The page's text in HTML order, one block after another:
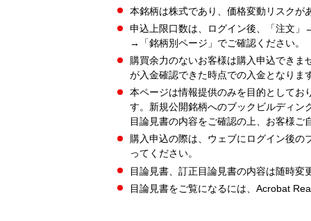
本銘柄は株式であり、価格変動リスクが
申込上限口数は、ログイン後、「注文
→「銘柄別ページ」でご確認ください。
購買余力のないお客様は購入申込でき
が入金確認できた時点での入金となりま
本ページは情報提供のみを目的としてお
す。新規公開銘柄へのブックビルディン
目論見書の内容をご確認の上、お客様
購入申込の際は、ウェブにログイン後の
ってください。
目論見書、訂正目論見書の内容は随時変
目論見書をご覧になるには、Acrobat